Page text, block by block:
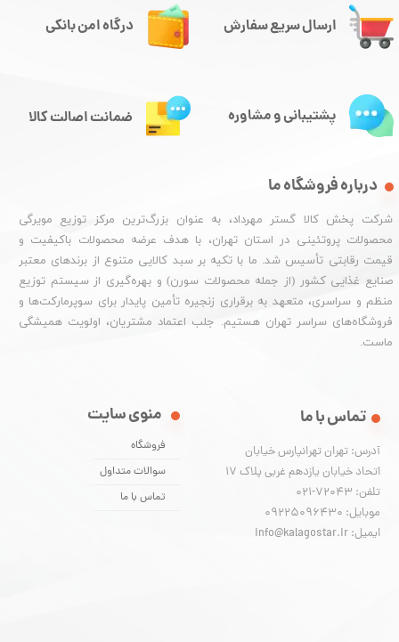
ارسال سریع سفارش
درباره فروشگاه ما
شرکت پخش کالا گستر مهرداد، به عنوان بزرگ‌ترین مرکز توزیع مویرگی
محصولات پروتئینی در استان تهران، با هدف عرضه محصولات باکیفیت و
قیمت رقابتی تأسیس شد. ما با تکیه بر سبد کالایی متنوع از برندهای معتبر
صنایع غذایی کشور (از جمله محصولات سورن) و بهره‌گیری از سیستم توزیع
منظم و سراسری، متعهد به برقراری زنجیره تأمین پایدار برای سوپرمارکت‌ها و
فروشگاه‌های سراسر تهران هستیم. جلب اعتماد مشتریان، اولویت همیشگی
ماست.
منوی سایت
فروشگاه
سوالات متداول
تماس با ما
تماس با ما
آدرس: تهران تهرانپارس خیابان
اتحاد خیابان یازدهم غربی پلاک ۱۷
تلفن: 72043-021
موبایل: 09225096430
ایمیل: info@kalagostar.ir
درگاه امن بانکی
پشتیبانی و مشاوره ضمانت اصالت کالا